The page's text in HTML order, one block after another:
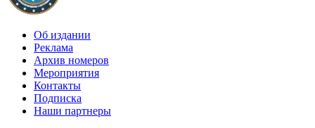
Об издании
Реклама
Архив номеров
Мероприятия
Контакты
Подписка
Наши партнеры